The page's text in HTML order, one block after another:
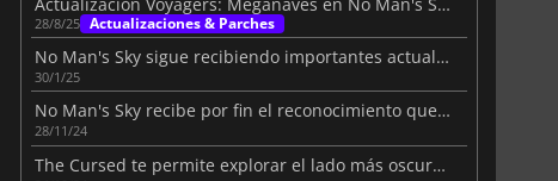
28/8/25 Actualizaciones & Parches
No Man's Sky sigue recibiendo importantes actualizaciones de contenido
30/1/25
No Man's Sky recibe por fin el reconocimiento que merece
28/11/24
The Cursed te permite explorar el lado más oscuro de No Man's Sky